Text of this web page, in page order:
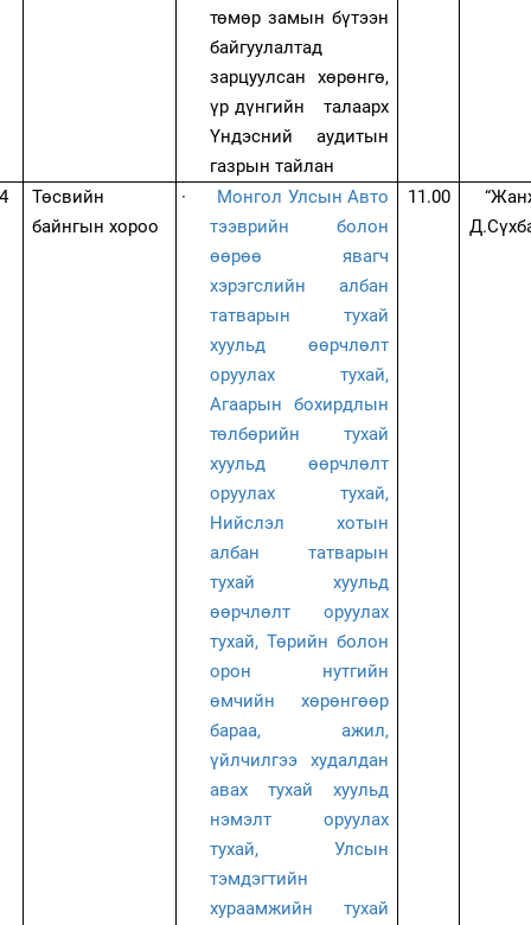
төмөр замын бүтээн
байгуулалтад
зарцуулсан хөрөнгө,
үр дүнгийн талаарх
Үндэсний аудитын
газрын тайлан
4
Төсвийн
байнгын хороо
·
Монгол Улсын Авто
тээврийн болон
өөрөө явагч
хэрэгслийн албан
татварын тухай
хуульд өөрчлөлт
оруулах тухай,
Агаарын бохирдлын
төлбөрийн тухай
хуульд өөрчлөлт
оруулах тухай,
Нийслэл хотын
албан татварын
тухай хуульд
өөрчлөлт оруулах
тухай,Төрийн болон
орон нутгийн
өмчийн хөрөнгөөр
бараа, ажил,
үйлчилгээ худалдан
авах тухай хуульд
нэмэлт оруулах
тухай,
Улсын
тэмдэгтийн
хураамжийн тухай
11.00